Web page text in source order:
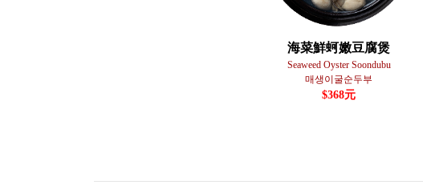
海菜鮮蚵嫩豆腐煲
Seaweed Oyster Soondubu
매생이굴순두부
$368元